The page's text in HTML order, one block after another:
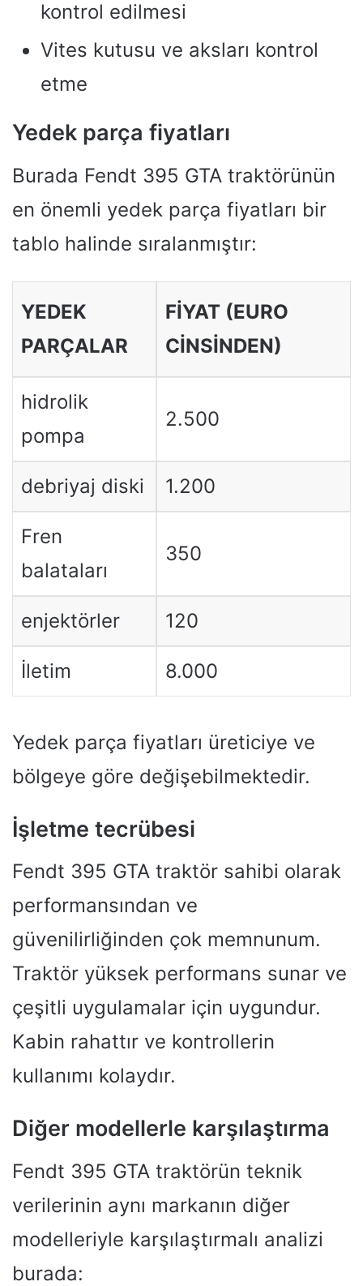
kontrol edilmesi
Vites kutusu ve aksları kontrol
etme
Yedek parça fiyatları
Burada Fendt 395 GTA traktörünün
en önemli yedek parça fiyatları bir
tablo halinde sıralanmıştır:
YEDEK
PARÇALAR
FIYAT (EURO
CINSINDEN)
hidrolik
pompa
2.500
debriyaj diski 1.200
Fren
balataları
350
enjektörler 120
İletim 8.000
Yedek parça fiyatları üreticiye ve
bölgeye göre değişebilmektedir.
İşletme tecrübesi
Fendt 395 GTA traktör sahibi olarak
performansından ve
güvenilirliğinden çok memnunum.
Traktör yüksek performans sunar ve
çeşitli uygulamalar için uygundur.
Kabin rahattır ve kontrollerin
kullanımı kolaydır.
Diğer modellerle karşılaştırma
Fendt 395 GTA traktörün teknik
verilerinin aynı markanın diğer
modelleriyle karşılaştırmalı analizi
burada: